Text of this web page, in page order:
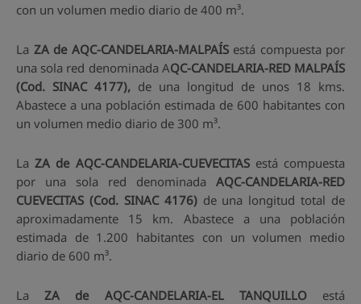
con un volumen medio diario de 400 m³.
La ZA de AQC-CANDELARIA-MALPAÍSestá compuesta por
una sola red denominada AQC-CANDELARIA-RED MALPAÍS
(Cod. SINAC 4177), de una longitud de unos 18 kms.
Abastece a una población estimada de 600 habitantes con
un volumen medio diario de 300 m³.
LaZA de AQC-CANDELARIA-CUEVECITASestá compuesta
por una sola red denominada AQC-CANDELARIA-RED
CUEVECITAS (Cod. SINAC 4176)de una longitud total de
aproximadamente 15 km. Abastece a una población
estimada de 1.200 habitantes con un volumen medio
diario de 600 m³.
LaZA de AQC-CANDELARIA-EL TANQUILLOestá